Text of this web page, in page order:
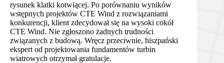
rysunek klatki kotwiącej. Po porównaniu wyników
wstępnych projektów CTE Wind z rozwiązaniami
konkurencji, klient zdecydował się na wysoki cokół
CTE Wind. Nie zgłoszono żadnych trudności
związanych z budową. Wręcz przeciwnie, hiszpański
ekspert od projektowania fundamentów turbin
wiatrowych otrzymał gratulacje.